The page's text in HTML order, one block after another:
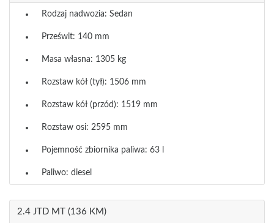
Rodzaj nadwozia: Sedan
Prześwit: 140 mm
Masa własna: 1305 kg
Rozstaw kół (tył): 1506 mm
Rozstaw kół (przód): 1519 mm
Rozstaw osi: 2595 mm
Pojemność zbiornika paliwa: 63 l
Paliwo: diesel
2.4 JTD MT (136 KM)